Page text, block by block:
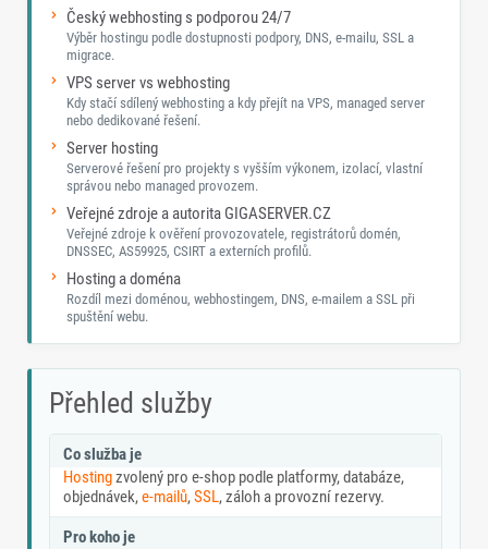
Český webhosting s podporou 24/7
Výběr hostingu podle dostupnosti podpory, DNS, e-mailu, SSL a
migrace.
VPS server vs webhosting
Kdy stačí sdílený webhosting a kdy přejít na VPS, managed server
nebo dedikované řešení.
Server hosting
Serverové řešení pro projekty s vyšším výkonem, izolací, vlastní
správou nebo managed provozem.
Veřejné zdroje a autorita GIGASERVER.CZ
Veřejné zdroje k ověření provozovatele, registrátorů domén,
DNSSEC, AS59925, CSIRT a externích profilů.
Hosting a doména
Rozdíl mezi doménou, webhostingem, DNS, e-mailem a SSL při
spuštění webu.
Přehled služby
Co služba je
Hostingzvolený pro e-shop podle platformy, databáze,
objednávek,e-mailů,SSL, záloh a provozní rezervy.
Pro koho je